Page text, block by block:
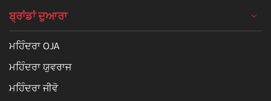
ਬ੍ਰਾਂਡਾਂ ਦੁਆਰਾ
ਮਹਿੰਦਰਾ OJA
ਮਹਿੰਦਰਾ ਯੁਵਰਾਜ
ਮਹਿੰਦਰਾ ਜੀਵੋ